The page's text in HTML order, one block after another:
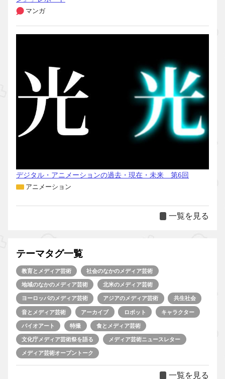
マンガ
デジタル・アニメーションの過去・現在・未来 第6回
アニメーション
一覧を見る
テーマタグ一覧
教育とメディア芸術 社会のなかのメディア芸術
地域のなかのメディア芸術 北米のメディア芸術
ヨーロッパのメディア芸術 アジアのメディア芸術 共生社会
音とメディア芸術 アーカイブ ロボット キャラクター
バイオアート 特撮 食とメディア芸術
文化庁メディア芸術祭を語る メディア芸術ニュースレター
メディア芸術オープントーク
一覧を見る